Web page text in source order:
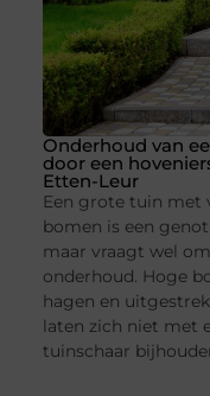
Onderhoud van
door een
Etten-Leur
Een grote tuin met
bomen is een
maar vraagt wel
onderhoud. Hoge
hagen en
laten zich niet met
tuinschaar